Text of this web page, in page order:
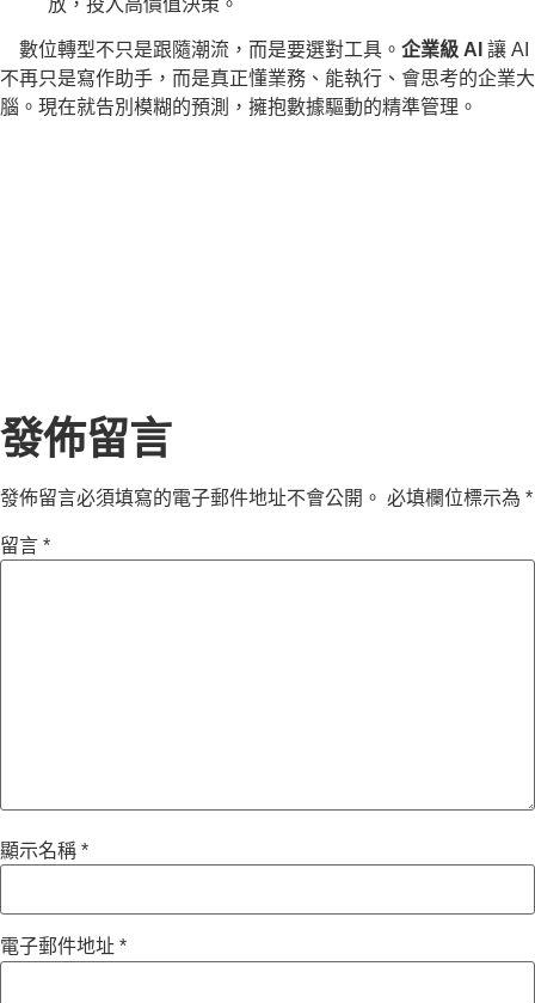
數位轉型不只是跟隨潮流，而是要選對工具。 企業級 AI 讓 AI
不再只是寫作助手，而是真正懂業務、能執行、會思考的企業大
腦。現在就告別模糊的預測，擁抱數據驅動的精準管理。
發佈留言
發佈留言必須填寫的電子郵件地址不會公開。 必填欄位標示為 *
留言 *
顯示名稱 *
電子郵件地址 *